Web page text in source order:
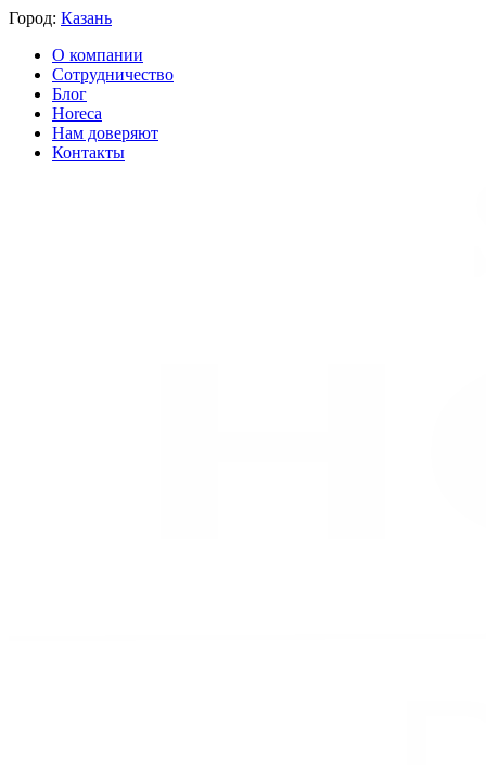
Город: Казань
О компании
Сотрудничество
Блог
Horeca
Нам доверяют
Контакты